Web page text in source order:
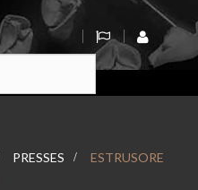
PRESSES >
ESTRUSORE